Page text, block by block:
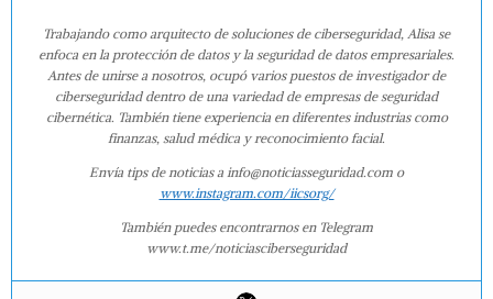
Trabajando como arquitecto de soluciones de ciberseguridad, Alisa se
enfoca en la protección de datos y la seguridad de datos empresariales.
Antes de unirse a nosotros, ocupó varios puestos de investigador de
ciberseguridad dentro de una variedad de empresas de seguridad
cibernética. También tiene experiencia en diferentes industrias como
finanzas, salud médica y reconocimiento facial.
Envía tips de noticias a info@noticiasseguridad.com o
www.instagram.com/iicsorg/
También puedes encontrarnos en Telegram
www.t.me/noticiasciberseguridad